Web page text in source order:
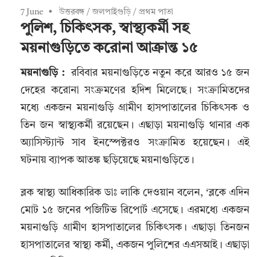
7 June উত্তরবঙ্গ /জলপাইগুড়ি / প্রথম পাতা
পুলিশ, চিকিৎসক, স্বাস্থ্যকর্মী সহ
ময়নাগুড়িতে করোনা আক্রান্ত ১৫
ময়নাগুড়ি :রবিবার ময়নাগুড়িতে নতুন করে আরও ১৫ জন
দেহের করোনা সংক্রমণের হদিশ মিলেছে। সংক্রামিতদের
মধ্যে একজন ময়নাগুড়ি গ্রামীণ হাসপাতালের চিকিৎসক ও
তিন জন স্বাস্থ্যকর্মী রয়েছেন। এছাড়া ময়নাগুড়ি থানার এক
অ্যাসিস্ট্যান্ট সাব ইনস্পেক্টরও সংক্রামিত হয়েছেন। এই
ঘটনায় ব্যাপক আতঙ্ক ছড়িয়েছে ময়নাগুড়িতে।
ব্লক স্বাস্থ্য আধিকারিক ডাঃ লাকি দেওয়ান বলেন, ‘ব্লকে এদিন
মোট ১৫ জনের পজিটিভ রিপোর্ট এসেছে। এরমধ্যে একজন
ময়নাগুড়ি গ্রামীণ হাসপাতালের চিকিৎসক। এছাড়া তিনজন
হাসপাতালের স্বাস্থ্য কর্মী, একজন পুলিশের এএসআই। এছাড়া